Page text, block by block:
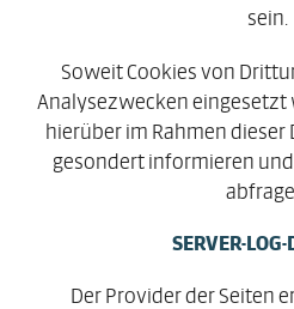
sein.
Soweit Cookies von
Analysezwecken eingesetzt
hierüber im Rahmen
gesondert informieren
SERVER-
Der Provider der Seiten